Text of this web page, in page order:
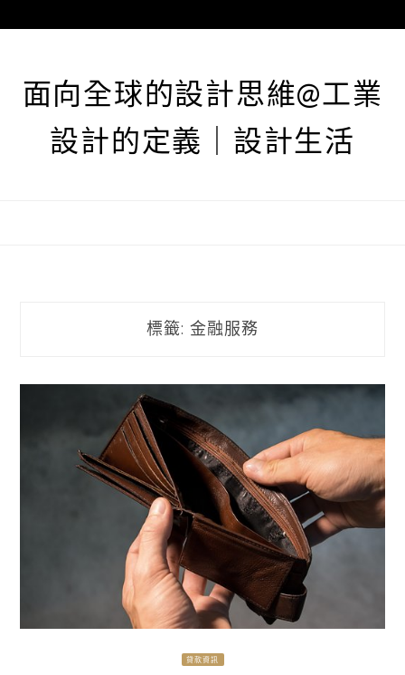
至
面向全球的設計思維@工業
設計的定義｜設計生活
標籤: 金融服務
貸款資訊